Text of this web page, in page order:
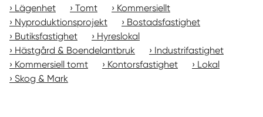
Lägenhet
Tomt
Kommersiellt
Nyproduktionsprojekt
Bostadsfastighet
Butiksfastighet
Hyreslokal
Hästgård & Boendelantbruk
Industrifastighet
Kommersiell tomt
Kontorsfastighet
Lokal
Skog & Mark